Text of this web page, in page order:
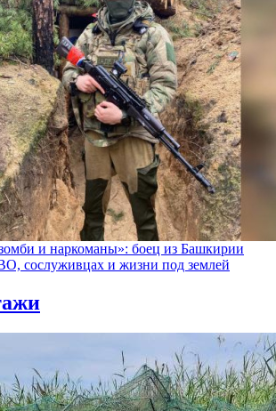
и наркоманы»: боец из Башкирии
сослуживцах и жизни под землей